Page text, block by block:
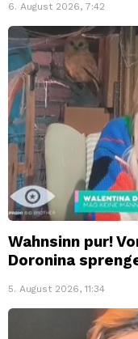
6. August 2026, 7:42
Wahnsinn pur!
Doronina
5. August 2026, 11:34